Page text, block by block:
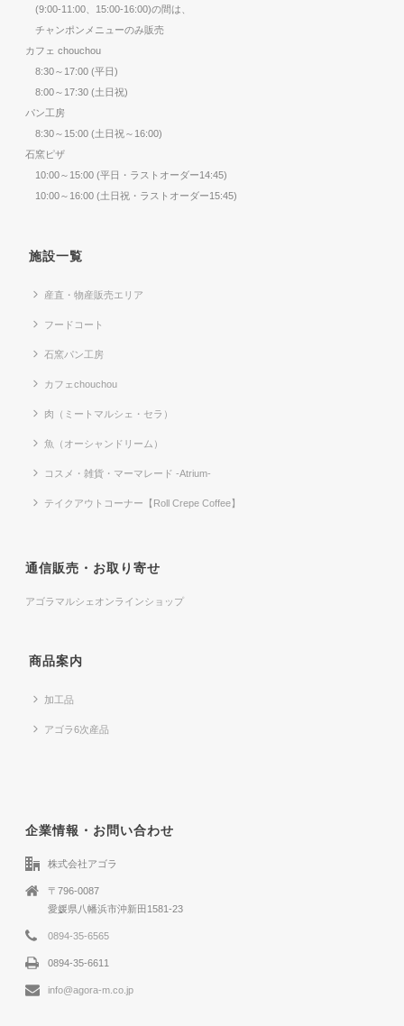
(9:00-11:00、15:00-16:00)の間は、
チャンポンメニューのみ販売
カフェ chouchou
8:30～17:00 (平日)
8:00～17:30 (土日祝)
パン工房
8:30～15:00 (土日祝～16:00)
石窯ピザ
10:00～15:00 (平日・ラストオーダー14:45)
10:00～16:00 (土日祝・ラストオーダー15:45)
施設一覧
産直・物産販売エリア
フードコート
石窯パン工房
カフェchouchou
肉（ミートマルシェ・セラ）
魚（オーシャンドリーム）
コスメ・雑貨・マーマレード -Atrium-
テイクアウトコーナー【Roll Crepe Coffee】
通信販売・お取り寄せ
アゴラマルシェオンラインショップ
商品案内
加工品
アゴラ6次産品
企業情報・お問い合わせ
株式会社アゴラ
〒796-0087
愛媛県八幡浜市沖新田1581-23
0894-35-6565
0894-35-6611
info@agora-m.co.jp